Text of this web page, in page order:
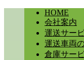
HOME
会社案内
運送サー
運送車両
倉庫サー